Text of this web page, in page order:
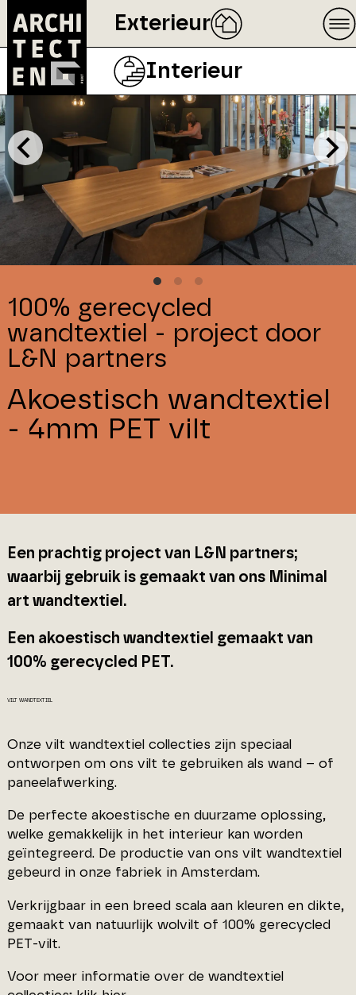
Exterieur
Interieur
100% gerecycled
wandtextiel - project door
L&N partners
Akoestisch wandtextiel
- 4mm PET vilt
Een prachtig project van L&N partners;
waarbij gebruik is gemaakt van ons Minimal
art wandtextiel.
Een akoestisch wandtextiel gemaakt van
100% gerecycled PET.
VILT WANDTEXTIEL
Onze vilt wandtextiel collecties zijn speciaal
ontworpen om ons vilt te gebruiken als wand – of
paneelafwerking.
De perfecte akoestische en duurzame oplossing,
welke gemakkelijk in het interieur kan worden
geïntegreerd. De productie van ons vilt wandtextiel
gebeurd in onze fabriek in Amsterdam.
Verkrijgbaar in een breed scala aan kleuren en dikte,
gemaakt van natuurlijk wolvilt of 100% gerecycled
PET-vilt.
Voor meer informatie over de wandtextiel